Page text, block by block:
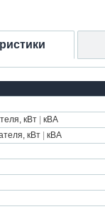
кВт
кВА
кВт
кВА